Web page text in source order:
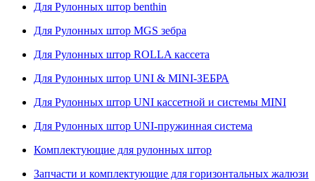
Для Рулонных штор benthin
Для Рулонных штор MGS зебра
Для Рулонных штор ROLLA кассета
Для Рулонных штор UNI & MINI-ЗЕБРА
Для Рулонных штор UNI кассетной и системы MINI
Для Рулонных штор UNI-пружинная система
Комплектующие для рулонных штор
Запчасти и комплектующие для горизонтальных жалюзи